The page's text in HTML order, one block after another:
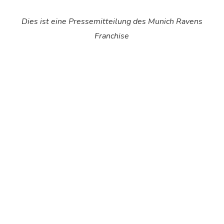
Dies ist eine Pressemitteilung des Munich Ravens
Franchise